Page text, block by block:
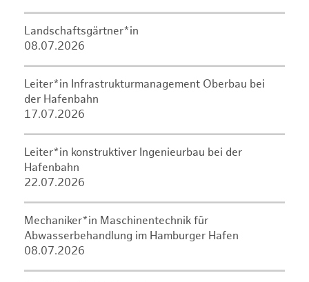
Landschaftsgärtner*in
08.07.2026
Leiter*in Infrastrukturmanagement Oberbau bei
der Hafenbahn
17.07.2026
Leiter*in konstruktiver Ingenieurbau bei der
Hafenbahn
22.07.2026
Mechaniker*in Maschinentechnik für
Abwasserbehandlung im Hamburger Hafen
08.07.2026